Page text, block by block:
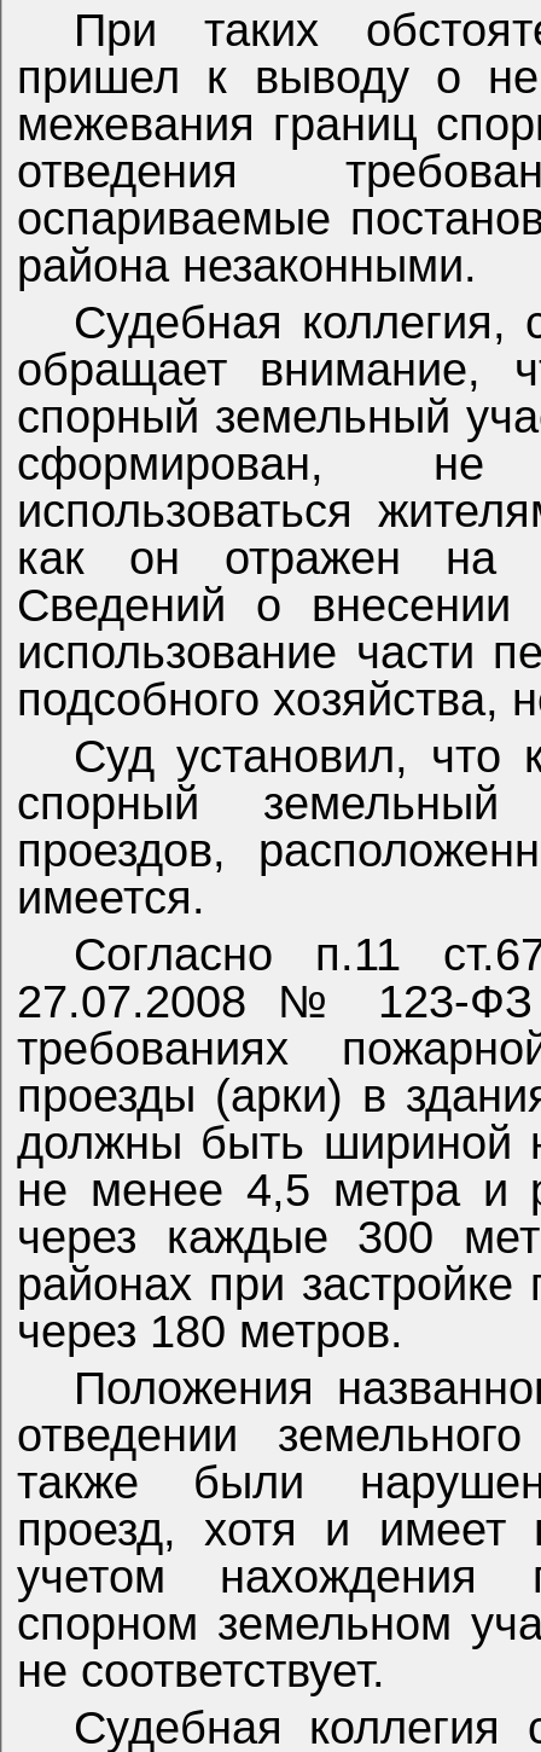
При таких
пришел к выводу о не
межевания границ
отведения
оспариваемые
района незаконными.
Судебная коллегия,
обращает внимание,
спорный земельный
сформирован, не
использоваться
как он отражен на
Сведений о внесении
использование части
подсобного хозяйства,
Суд установил, что
спорный
проездов,
имеется.
Согласно п.11
27.07.2008 № 123-ФЗ
требованиях
проезды (арки) в
должны быть шириной
не менее 4,5 метра и
через каждые 300
районах при
через 180 метров.
Положения
отведении
также были
проезд, хотя и
учетом нахождения
спорном земельном
не соответствует.
Судебная коллегия